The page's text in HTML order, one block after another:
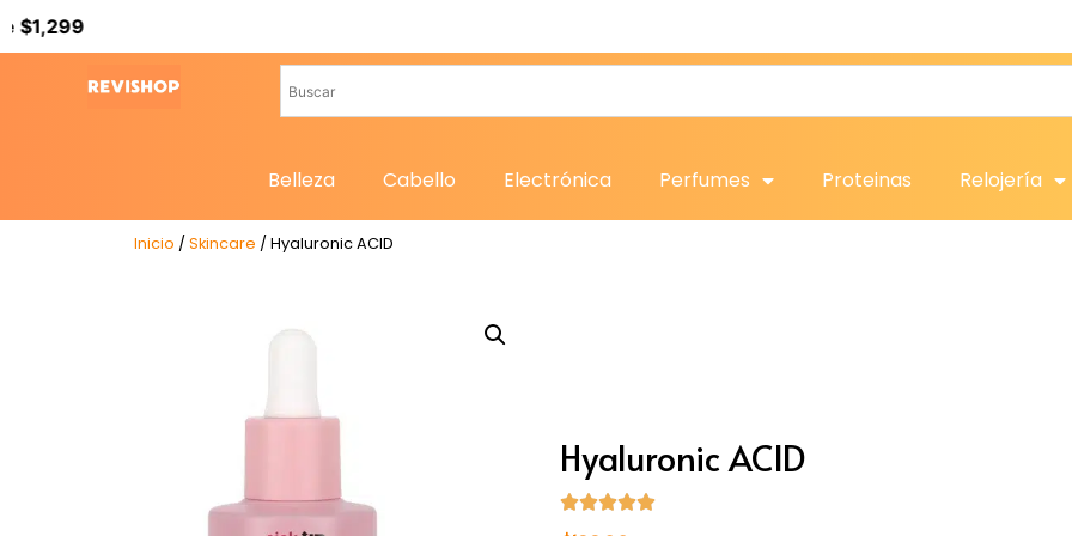
Belleza Cabello Electrónica Perfumes Proteinas Relojería
Inicio / Skincare / Hyaluronic ACID
Hyaluronic ACID